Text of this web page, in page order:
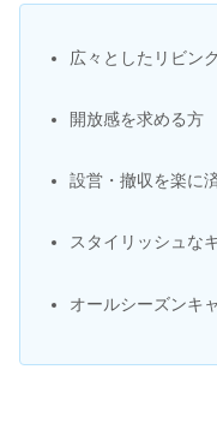
広々としたリビン
開放感を求める方
設営・撤収を楽に
スタイリッシュな
オールシーズンキ